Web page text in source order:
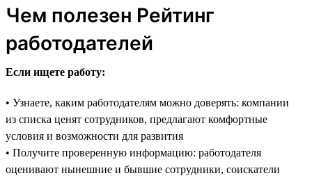
Чем полезен Рейтинг
работодателей
Если ищете работу:
• Узнаете, каким работодателям можно доверять: компании
из списка ценят сотрудников, предлагают комфортные
условия и возможности для развития
• Получите проверенную информацию: работодателя
оценивают нынешние и бывшие сотрудники, соискатели